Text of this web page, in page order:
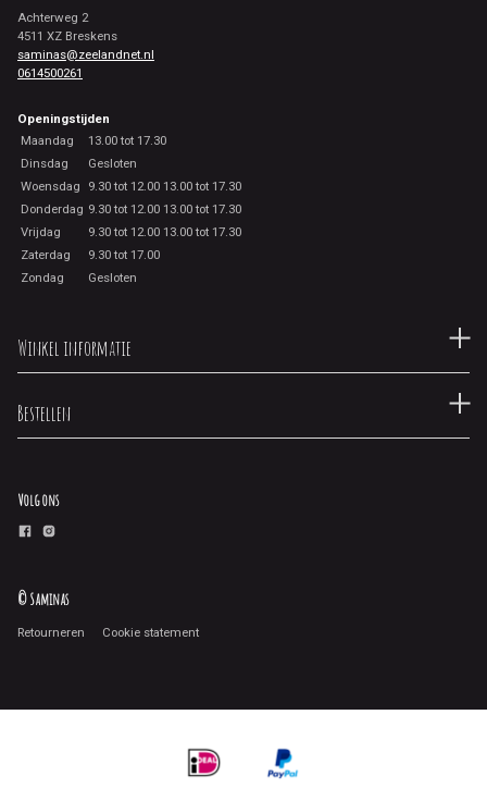
Achterweg 2
4511 XZ Breskens
saminas@zeelandnet.nl
0614500261
Openingstijden
Maandag
13.00 tot 17.30
Dinsdag
Gesloten
Woensdag
9.30 tot 12.00 13.00 tot 17.30
Donderdag 9.30 tot 12.00 13.00 tot 17.30
Vrijdag
9.30 tot 12.00 13.00 tot 17.30
Zaterdag
9.30 tot 17.00
Zondag
Gesloten
Winkel informatie
Bestellen
Volg ons
© Saminas
Retourneren Cookie statement